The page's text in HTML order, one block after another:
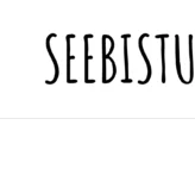
content